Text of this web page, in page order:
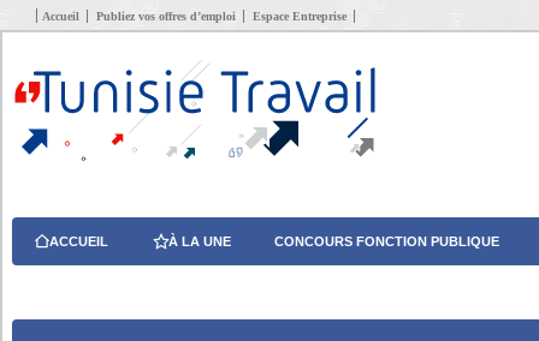
Accueil Publiez vos offres d’emploi Espace Entreprise
ACCUEIL À LA UNE CONCOURS FONCTION PUBLIQUE